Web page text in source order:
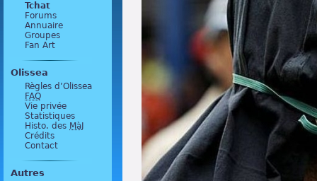
Tchat
Forums
Annuaire
Groupes
Fan Art
Olissea
Règles d’Olissea
FAQ
Vie privée
Statistiques
Histo. des MàJ
Crédits
Contact
Autres